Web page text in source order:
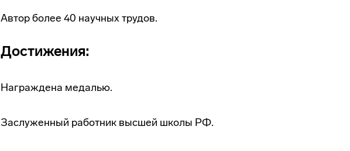
Автор более 40 научных трудов.
Достижения:
Награждена медалью.
Заслуженный работник высшей школы РФ.